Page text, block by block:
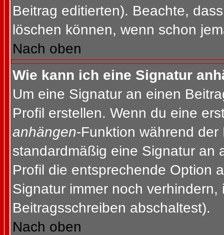
Beitrag editierten). Beachte,
löschen können, wenn schon
Nach oben
Wie kann ich eine Signatur
Um eine Signatur an einen
Profil erstellen. Wenn du eine
anhängen-Funktion während
standardmäßig eine Signatur an
Profil die entsprechende Option
Signatur immer noch
Beitragsschreiben abschaltest).
Nach oben